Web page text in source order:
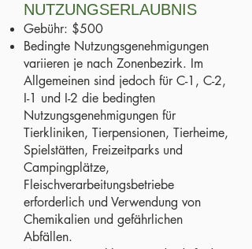
NUTZUNGSERLAUBNIS
Gebühr: $500
Bedingte Nutzungsgenehmigungen
variieren je nach Zonenbezirk. Im
Allgemeinen sind jedoch für C-1, C-2,
I-1 und I-2 die bedingten
Nutzungsgenehmigungen für
Tierkliniken, Tierpensionen, Tierheime,
Spielstätten, Freizeitparks und
Campingplätze,
Fleischverarbeitungsbetriebe
erforderlich und Verwendung von
Chemikalien und gefährlichen
Abfällen.